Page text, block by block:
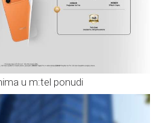
u m:tel ponudi